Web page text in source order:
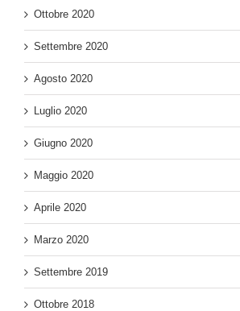
Ottobre 2020
Settembre 2020
Agosto 2020
Luglio 2020
Giugno 2020
Maggio 2020
Aprile 2020
Marzo 2020
Settembre 2019
Ottobre 2018